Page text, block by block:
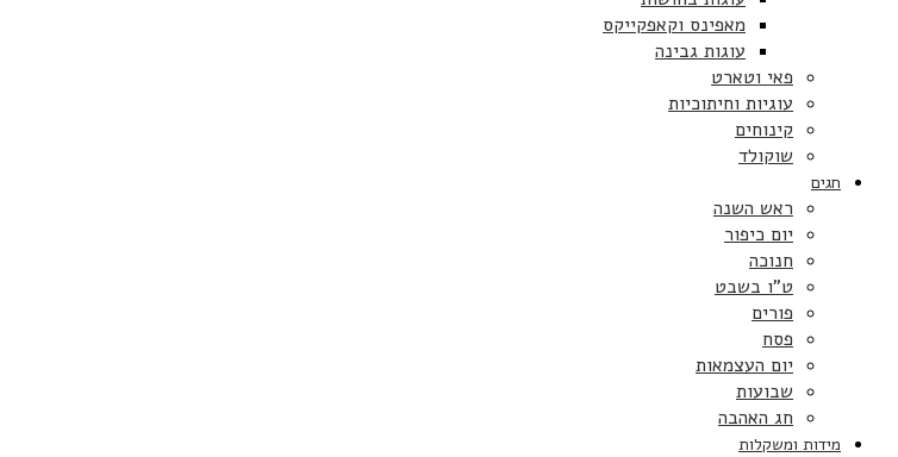
מאפינס וקאפקייקס
עוגות גבינה
פאי וטארט
עוגיות וחיתוכיות
קינוחים
שוקולד
חגים
ראש השנה
יום כיפור
חנוכה
ט”ו בשבט
פורים
פסח
יום העצמאות
שבועות
חג האהבה
מידות ומשקלות